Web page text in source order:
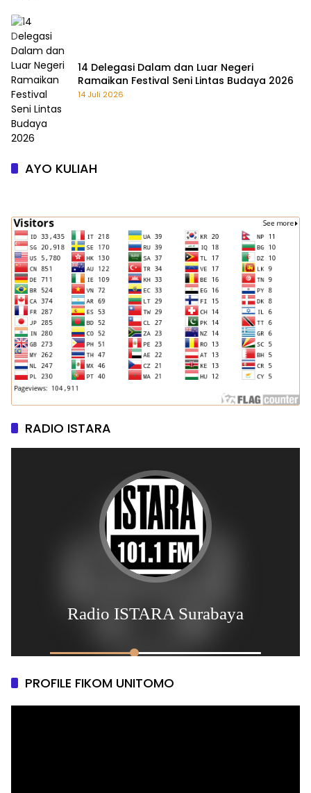
14 Delegasi Dalam dan Luar Negeri
Ramaikan Festival Seni Lintas Budaya 2026
14 Juli 2026
AYO KULIAH
RADIO ISTARA
PROFILE FIKOM UNITOMO